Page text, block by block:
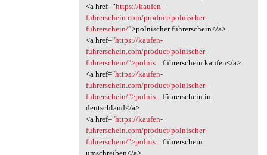
<a href=”https://kaufen-
fuhrerschein.com/product/polnischer-
fuhrerschein/”>polnischer führerschein</a>
<a href="https://kaufen-
fuhrerschein.com/product/polnischer-
fuhrerschein/">polnis...
führerschein kaufen</a>
<a href="https://kaufen-
fuhrerschein.com/product/polnischer-
fuhrerschein/">polnis...
führerschein in
deutschland</a>
<a href="https://kaufen-
fuhrerschein.com/product/polnischer-
fuhrerschein/">polnis...
führerschein
umschreiben</a>